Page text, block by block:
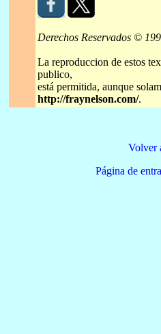
Derechos Reservados ©
La reproduccion de estos
publico,
está permitida, aunque
http://fraynelson.com/.
Volver
Página de